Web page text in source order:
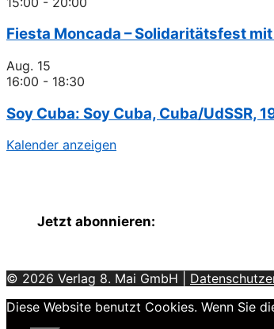
Fiesta Moncada – Solidaritätsfest mit
Aug. 15
16:00 - 18:30
Soy Cuba: Soy Cuba, Cuba/UdSSR,
Kalender anzeigen
Jetzt abonnieren:
© 2026 Verlag 8. Mai GmbH |
Diese Website benutzt Cookies. Wenn Sie